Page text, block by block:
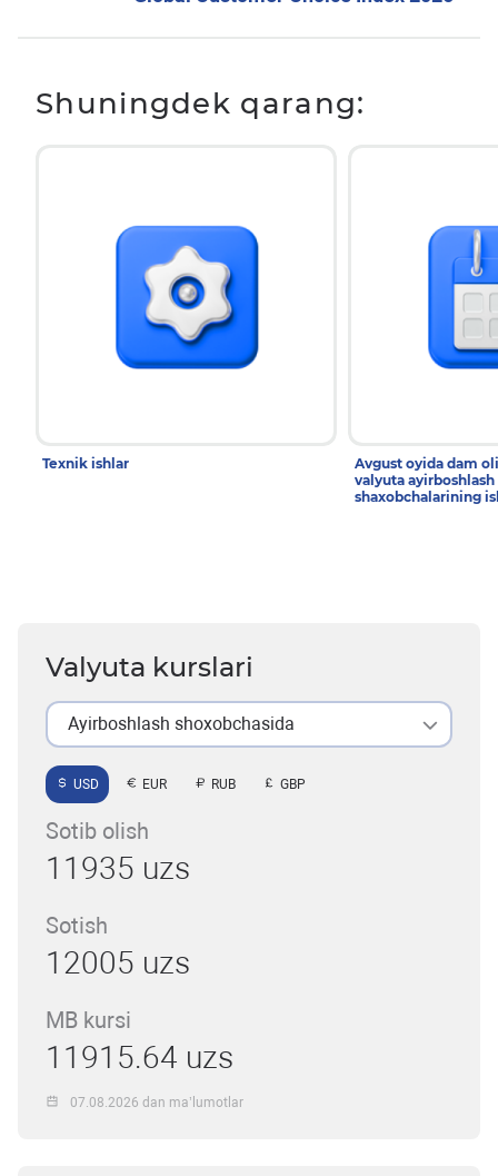
Shuningdek qarang:
Texnik ishlar
Avgust oyida dam
valyuta ayirboshlash
shaxobchalarining
Valyuta kurslari
Ayirboshlash shoxobchasida
USD EUR RUB GBP
Sotib olish
11935 uzs
Sotish
12005 uzs
MB kursi
11915.64 uzs
07.08.2026 dan ma’lumotlar